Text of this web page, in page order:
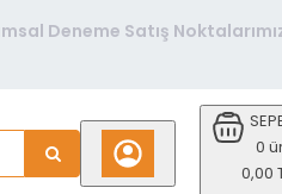
Deneme Satış
0
0,00